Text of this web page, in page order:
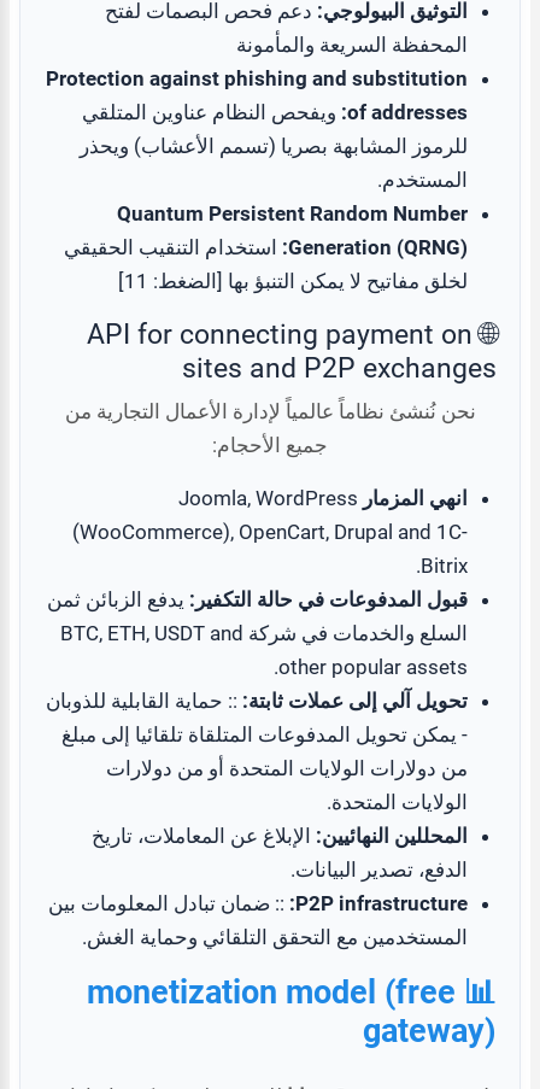
التوثيق البيولوجي: دعم فحص البصمات لفتح
المحفظة السريعة والمأمونة
Protection against phishing and substitution
of addresses: ويفحص النظام عناوين المتلقي
للرموز المشابهة بصريا (تسمم الأعشاب) ويحذر
المستخدم.
Quantum Persistent Random Number
Generation (QRNG): استخدام التنقيب الحقيقي
لخلق مفاتيح لا يمكن التنبؤ بها [الضغط: 11]
🌐 API for connecting payment on
sites and P2P exchanges
نحن نُنشئ نظاماً عالمياً لإدارة الأعمال التجارية من
جميع الأحجام:
انهي المزمار Joomla, WordPress
(WooCommerce), OpenCart, Drupal and 1C-
Bitrix.
قبول المدفوعات في حالة التكفير: يدفع الزبائن ثمن
السلع والخدمات في شركة BTC, ETH, USDT and
other popular assets.
تحويل آلي إلى عملات ثابتة: :: حماية القابلية للذوبان
- يمكن تحويل المدفوعات المتلقاة تلقائيا إلى مبلغ
من دولارات الولايات المتحدة أو من دولارات
الولايات المتحدة.
المحللين النهائيين: الإبلاغ عن المعاملات، تاريخ
الدفع، تصدير البيانات.
P2P infrastructure: :: ضمان تبادل المعلومات بين
المستخدمين مع التحقق التلقائي وحماية الغش.
📊 monetization model (free
gateway)